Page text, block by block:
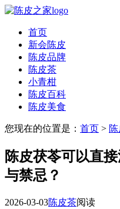
首页
新会陈皮
陈皮品牌
陈皮茶
小青柑
陈皮百科
陈皮美食
您现在的位置是： 首页 >
陈皮茯苓可以直
与禁忌？
2026-03-03陈皮茶阅读